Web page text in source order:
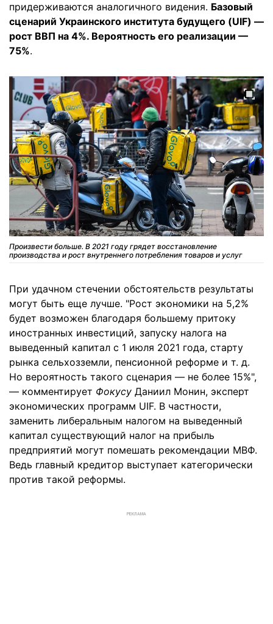
придерживаются аналогичного видения. Базовый
сценарий Украинского института будущего (UIF) —
рост ВВП на 4%. Вероятность его реализации —
75%.
Произвести больше. В 2021 году грядет восстановление
производства и рост внутреннего потребления товаров и услуг
При удачном стечении обстоятельств результаты
могут быть еще лучше. "Рост экономики на 5,2%
будет возможен благодаря большему притоку
иностранных инвестиций, запуску налога на
выведенный капитал с 1 июля 2021 года, старту
рынка сельхозземли, пенсионной реформе и т. д.
Но вероятность такого сценария — не более 15%",
— комментирует Фокусу Даниил Монин, эксперт
экономических программ UIF. В частности,
заменить либеральным налогом на выведенный
капитал существующий налог на прибыль
предприятий могут помешать рекомендации МВФ.
Ведь главный кредитор выступает категорически
против такой реформы.
РЕКЛАМА